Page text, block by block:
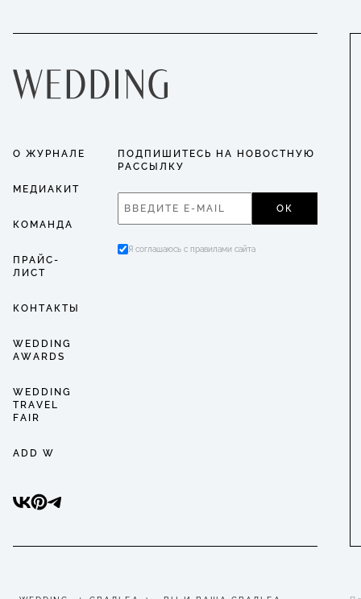
О ЖУРНАЛЕ
МЕДИАКИТ
КОМАНДА
ПРАЙС-
ЛИСТ
КОНТАКТЫ
WEDDING
AWARDS
WEDDING
TRAVEL
FAIR
ADD W
ПОДПИШИТЕСЬ НА НОВОСТНУЮ
РАССЫЛКУ
ОК
Я соглашаюсь с правилами сайта